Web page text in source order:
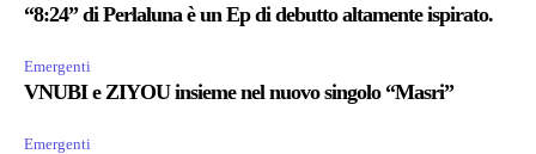
“8:24” di Perlaluna è un Ep di debutto altamente ispirato.
Emergenti
VNUBI e ZIYOU insieme nel nuovo singolo “Masri”
Emergenti